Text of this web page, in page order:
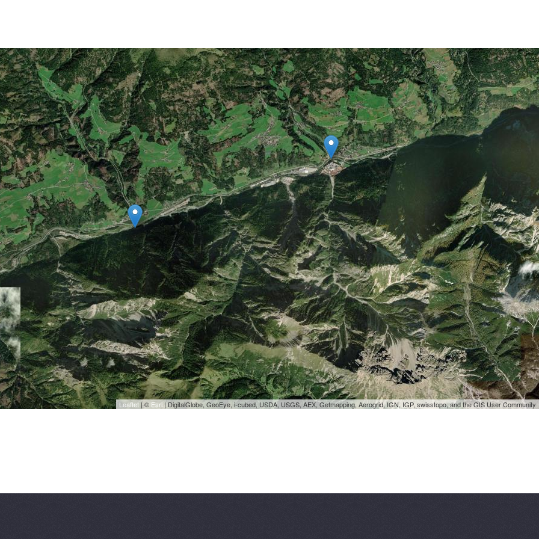
Leaflet | © Esri| DigitalGlobe, GeoEye, i-cubed, USDA, USGS, AEX, Getmapping, Aerogrid, IGN, IGP, swisstopo, and the GIS User Community